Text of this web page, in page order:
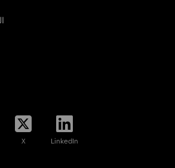
X LinkedIn